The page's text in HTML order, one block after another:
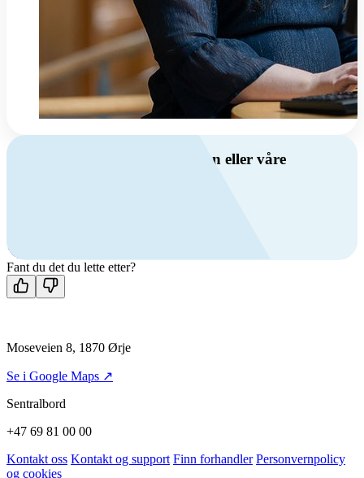
Har du spørsmål om ventilasjon eller våre
Kontakt oss
Fant du det du lette etter?
Moseveien 8, 1870 Ørje
Se i Google Maps ↗
Sentralbord
+47 69 81 00 00
Kontakt oss Kontakt og support Finn forhandler Personvernpolicy
og cookies